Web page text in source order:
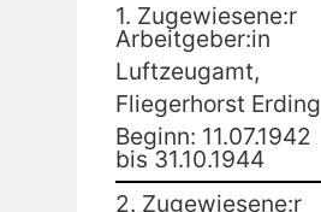
1. Zugewiesene:r
Arbeitgeber:in
Luftzeugamt,
Fliegerhorst Erding
Beginn: 11.07.1942
bis 31.10.1944
2. Zugewiesene:r